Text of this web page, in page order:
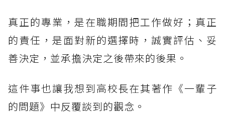
真正的專業，是在職期間把工作做好；真正
的責任，是面對新的選擇時，誠實評估、妥
善決定，並承擔決定之後帶來的後果。
這件事也讓我想到高校長在其著作《一輩子
的問題》中反覆談到的觀念。